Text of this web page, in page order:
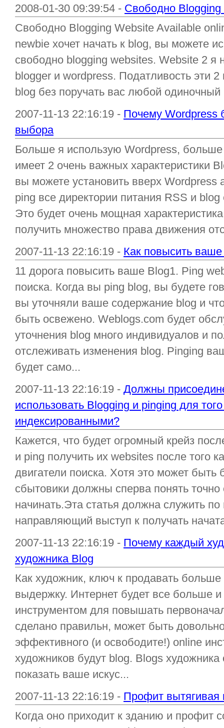
2008-01-30 09:39:54 - Свободно
Свободно Blogging Website Available
newbie хочет начать к blog, вы можете
свободно blogging websites. Website 2
blogger и wordpress. Податливость эти
blog без поручать вас любой одиночный
2007-11-13 22:16:19 - Почему Wordpress
выбора
Больше я использую Wordpress,
имеет 2 очень важных характеристики
вы можете установить вверх Wordpress
ping все директории питания RSS и
Это будет очень мощная
получить множество права движения
2007-11-13 22:16:19 - Как повысить
11 дорога повысить ваше Blog1. Ping
поиска. Когда вы ping blog, вы будете
вы уточняли ваше содержание blog и
быть освежено. Weblogs.com будет
уточнения blog много индивидуалов и
отслеживать изменения blog. Pinging
будет само...
2007-11-13 22:16:19 - Должны
использовать Blogging и pinging для
индексированными?
Кажется, что будет огромный крейз
и ping получить их websites после того
двигатели поиска. Хотя это может
сбытовики должны сперва понять
начинать.Эта статья должна служить по
направляющий выступ к получать
2007-11-13 22:16:19 - Почему каждый
художника Blog
Как художник, ключ к продавать
выдержку. Интернет будет все больше
инструментом для повышать
сделано правильн, может быть
эффективного (и освободите!) online
художников будут blog. Blogs
показать ваше искус...
2007-11-13 22:16:19 - Профит вытягивая
Когда оно приходит к зданию и профит